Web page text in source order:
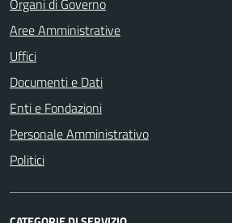
Organi di Governo
Aree Amministrative
Uffici
Documenti e Dati
Enti e Fondazioni
Personale Amministrativo
Politici